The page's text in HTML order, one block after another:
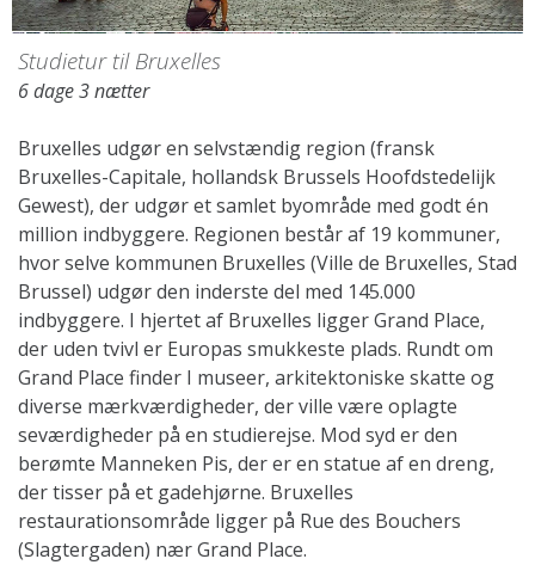
Studietur til Bruxelles
6 dage 3 nætter
Bruxelles udgør en selvstændig region (fransk
Bruxelles-Capitale, hollandsk Brussels Hoofdstedelijk
Gewest), der udgør et samlet byområde med godt én
million indbyggere. Regionen består af 19 kommuner,
hvor selve kommunen Bruxelles (Ville de Bruxelles, Stad
Brussel) udgør den inderste del med 145.000
indbyggere. I hjertet af Bruxelles ligger Grand Place,
der uden tvivl er Europas smukkeste plads. Rundt om
Grand Place finder I museer, arkitektoniske skatte og
diverse mærkværdigheder, der ville være oplagte
seværdigheder på en studierejse. Mod syd er den
berømte Manneken Pis, der er en statue af en dreng,
der tisser på et gadehjørne. Bruxelles
restaurationsområde ligger på Rue des Bouchers
(Slagtergaden) nær Grand Place.